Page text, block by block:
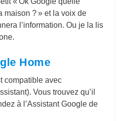
maison ? » et la voix de
l’information. Ou je la lis
Home
compatible avec
Vous trouvez qu’il
à l’Assistant Google de